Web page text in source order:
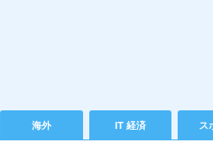
海外 IT 経済 ス